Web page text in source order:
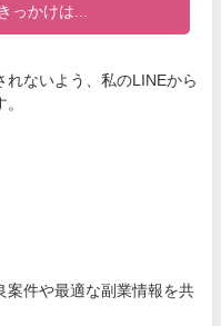
っかけは...
れないよう、私のLINEから
案件や最適な副業情報を共